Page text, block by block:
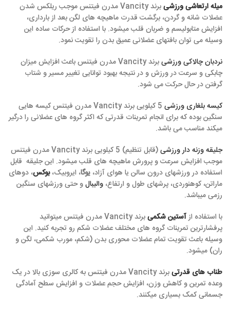
میله ارتعاشی ورزشی
برند Vancity مدرن فیتنس موجب ریلکس شدن
عضلات شانه و گردن، برگشت قدرت ماهیچه های لگن بعد از بارداری،
افزایش متابولیسم و ضربان قلب میشود. با استفاده از حرکات ساده این
وسیله می توان بافتهای عضلانی عمیق بدن را تقویت نمود.
نردبان چالاکی ورزشی
برند Vancity مدرن فیتنس باعث افزایش میزان
چابکی و سرعت در ورزش و در نتیجه بهبود توانایی تغییر مسیر و شتاب
گرفتن در حال حرکت می شود.
کیسه بلغاری ورزشی
5 کیلویی برند Vancity مدرن فیتنس کیسه هایی
سنگین بوده که برای انجام تمرینات قدرتی که اکثر گروه های عضلانی را درگیر
میکند مناسب می باشد.
جلیقه وزنه دار ورزشی
(قابل تنظیم) 5 کیلویی برند Vancity مدرن فیتنس
موجب افزایش سرعت و پرورش ماهیچه های قلب میشود. این جلیقه قابل
استفاده در ورزشهای درون سالن یا هوای آزاد، یوگا، ایروبیک،بوکس، دوهای
ماراتن، کوهنوردی، پرشهای طول و ارتفاع، والیبالو حتی ورزشهای سنگین
رزمی میباشد.
با استفاده ازآستین شکمی
برند Vancity مدرن فیتنس میتوانید
پرفشارترین تمرینات گروه های مختلف عضلات شکم رو تجربه کنید. این
وسیله باعث تقویت تمام عضلات محوری بدن (شکم، مورب شکمی، لگن و
ران) میشود.
طناب های قدرتی
برند Vancity مدرن فیتنس به کالری سوزی بالا در یک
وعده تمرین و کاهش وزن، افزایش حجم عضلات و افزایش سطح آمادگی
جسمانی کمک بسیاری میکنند.